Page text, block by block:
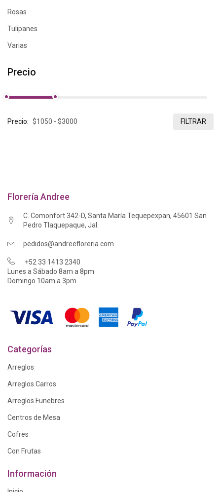
Rosas
Tulipanes
Varias
Precio
Precio: FILTRAR
Florería Andree
C. Comonfort 342-D, Santa María Tequepexpan, 45601 San
Pedro Tlaquepaque, Jal.
pedidos@andreefloreria.com
+52 33 1413 2340
Lunes a Sábado 8am a 8pm
Domingo 10am a 3pm
Categorías
Arreglos
Arreglos Carros
Arreglos Funebres
Centros de Mesa
Cofres
Con Frutas
Información